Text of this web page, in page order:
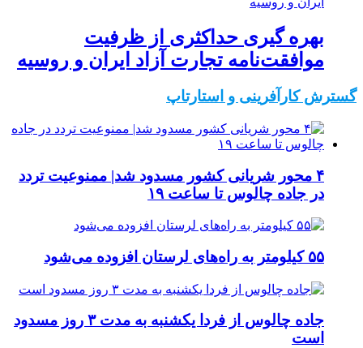
بهره گیری حداکثری از ظرفیت
موافقت‌نامه تجارت آزاد ایران و روسیه
گسترش کارآفرینی و استارتاپ
۴ محور شریانی کشور مسدود شد| ممنوعیت تردد
در جاده چالوس تا ساعت ۱۹
۵۵ کیلومتر به راه‌های لرستان افزوده می‌شود
جاده چالوس از فردا یکشنبه به مدت ۳ روز مسدود
است